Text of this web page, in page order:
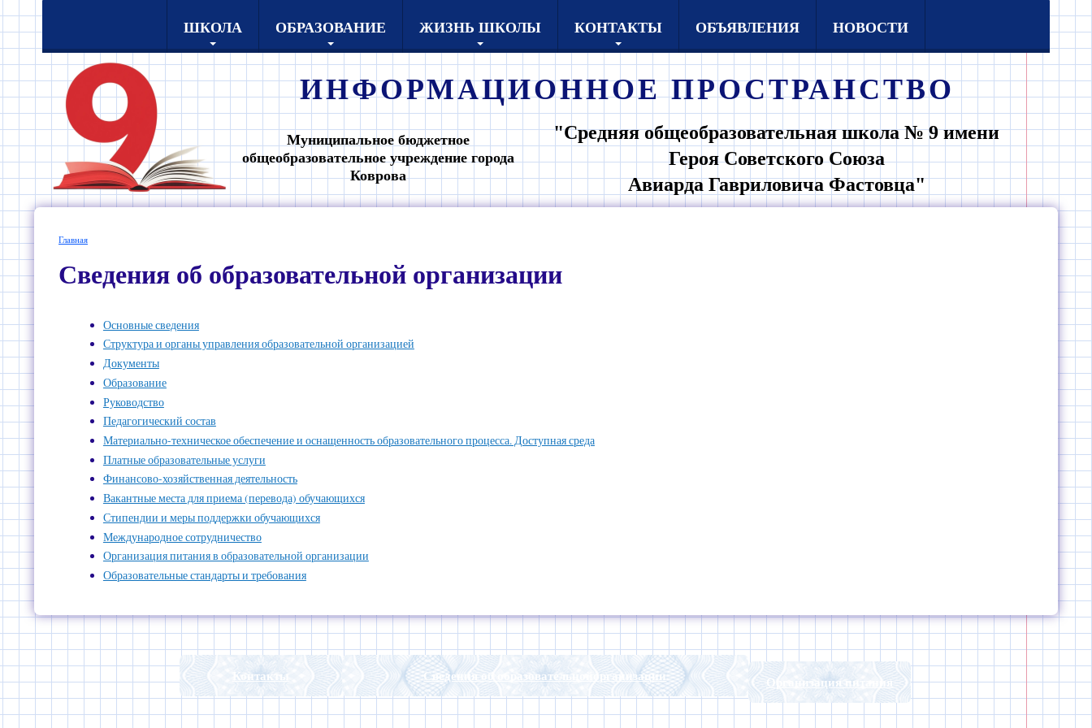
ШКОЛА ОБРАЗОВАНИЕ ЖИЗНЬ ШКОЛЫ КОНТАКТЫ ОБЪЯВЛЕНИЯ НОВОСТИ
ИНФОРМАЦИОННОЕ ПРОСТРАНСТВО
Муниципальное бюджетное
общеобразовательное учреждение города
Коврова
"Средняя общеобразовательная школа № 9 имени
Героя Советского Союза
Авиарда Гавриловича Фастовца"
Главная
Сведения об образовательной организации
Основные сведения
Структура и органы управления образовательной организацией
Документы
Образование
Руководство
Педагогический состав
Материально-техническое обеспечение и оснащенность образовательного процесса. Доступная среда
Платные образовательные услуги
Финансово-хозяйственная деятельность
Вакантные места для приема (перевода) обучающихся
Стипендии и меры поддержки обучающихся
Международное сотрудничество
Организация питания в образовательной организации
Образовательные стандарты и требования
Контакты Сведения об образовательнойорганизации Организация питания